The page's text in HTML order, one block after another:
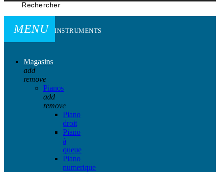
Rechercher
MENU INSTRUMENTS
Magasins
add
remove
Pianos
add
remove
Piano
droit
Piano
à
queue
Piano
numerique